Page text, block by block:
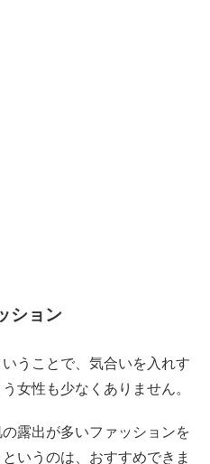
ション
うことで、気合いを入れす
女性も少なくありません。
露出が多いファッションを
いうのは、おすすめできま